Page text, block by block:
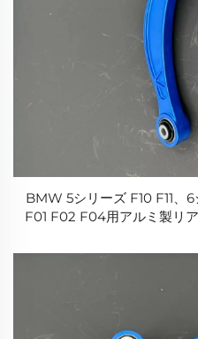
BMW 5シリーズ F10 F11、
F01 F02 F04用アルミ製リ